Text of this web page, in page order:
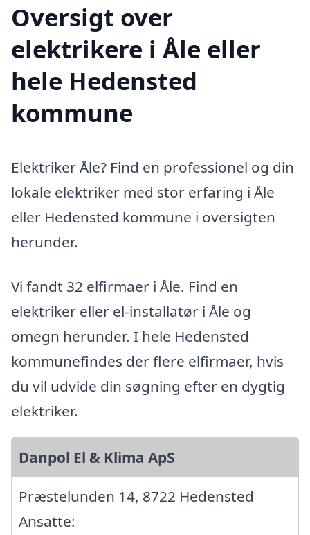
Oversigt over
elektrikere i Åle eller
hele Hedensted
kommune
Elektriker Åle? Find en professionel og din
lokale elektriker med stor erfaring i Åle
eller Hedensted kommune i oversigten
herunder.
Vi fandt 32 elfirmaer i Åle. Find en
elektriker eller el-installatør i Åle og
omegn herunder. I hele Hedensted
kommunefindes der flere elfirmaer, hvis
du vil udvide din søgning efter en dygtig
elektriker.
Danpol El & Klima ApS
Præstelunden 14, 8722 Hedensted
Ansatte: